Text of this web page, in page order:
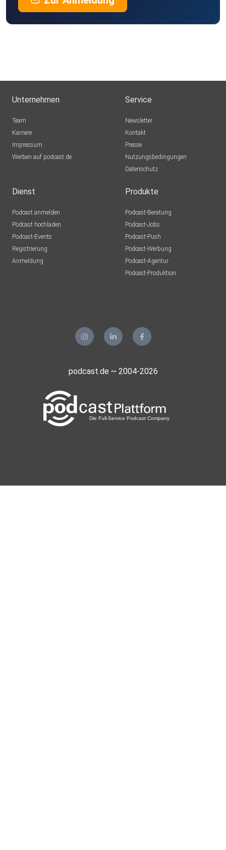
Unternehmen
Team
Karriere
Impressum
Werben auf podcast.de
Service
Newsletter
Kontakt
Presse
Nutzungsbedingungen
Datenschutz
Dienst
Podcast anmelden
Podcast hochladen
Podcast-Events
Registrierung
Anmeldung
Produkte
Podcast-Beratung
Podcast-Jobs
Podcast-Push
Podcast-Werbung
Podcast-Agentur
Podcast-Produktion
podcast.de ~ 2004-2026